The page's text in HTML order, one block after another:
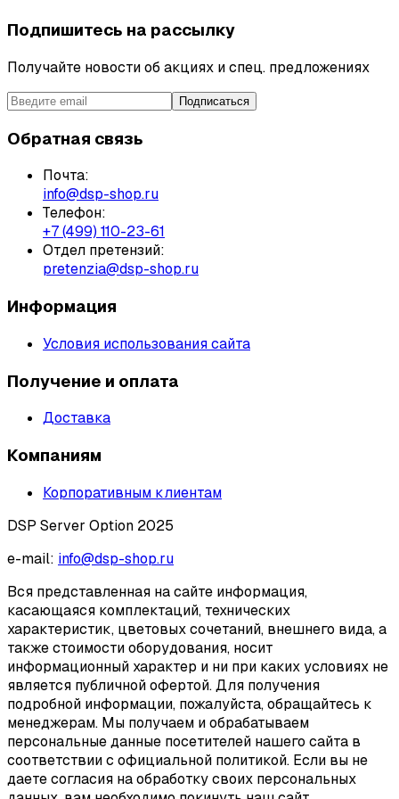
Подпишитесь на рассылку
Получайте новости об акциях и спец. предложениях
Подписаться
Обратная связь
Почта:
info@dsp-shop.ru
Телефон:
+7 (499) 110-23-61
Отдел претензий:
pretenzia@dsp-shop.ru
Информация
Условия использования сайта
Получение и оплата
Доставка
Компаниям
Корпоративным клиентам
DSP Server Option 2025
e-mail: info@dsp-shop.ru
Вся представленная на сайте информация,
касающаяся комплектаций, технических
характеристик, цветовых сочетаний, внешнего вида, а
также стоимости оборудования, носит
информационный характер и ни при каких условиях не
является публичной офертой. Для получения
подробной информации, пожалуйста, обращайтесь к
менеджерам. Мы получаем и обрабатываем
персональные данные посетителей нашего сайта в
соответствии с официальной политикой. Если вы не
даете согласия на обработку своих персональных